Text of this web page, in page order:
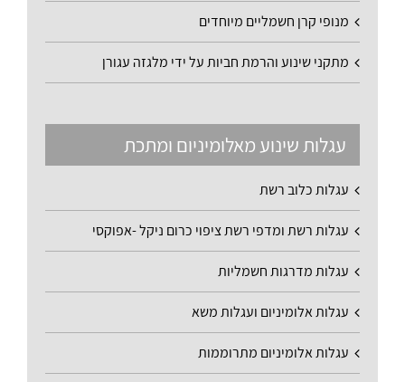
מנופי קרן חשמליים מיוחדים
מתקני שינוע והרמת חביות על ידי מלגזה עגורן
עגלות שינוע מאלומיניום ומתכת
עגלות כלוב רשת
עגלות רשת ומדפי רשת ציפוי כרום ניקל -אפוקסי
עגלות מדרגות חשמליות
עגלות אלומיניום ועגלות משא
עגלות אלומיניום מתרוממות